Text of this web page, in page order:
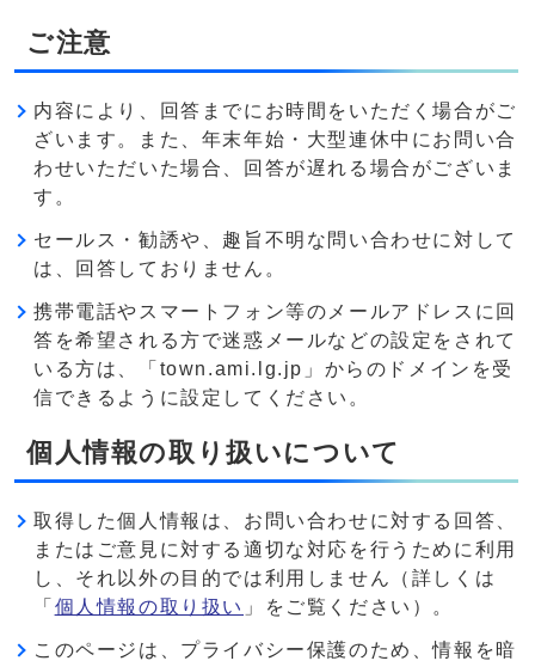
ご注意
内容により、回答までにお時間をいただく場合がご
ざいます。また、年末年始・大型連休中にお問い合
わせいただいた場合、回答が遅れる場合がございま
す。
セールス・勧誘や、趣旨不明な問い合わせに対して
は、回答しておりません。
携帯電話やスマートフォン等のメールアドレスに回
答を希望される方で迷惑メールなどの設定をされて
いる方は、「town.ami.lg.jp」からのドメインを受
信できるように設定してください。
個人情報の取り扱いについて
取得した個人情報は、お問い合わせに対する回答、
またはご意見に対する適切な対応を行うために利用
し、それ以外の目的では利用しません（詳しくは
「 個人情報の取り扱い 」をご覧ください）。
このページは、プライバシー保護のため、情報を暗